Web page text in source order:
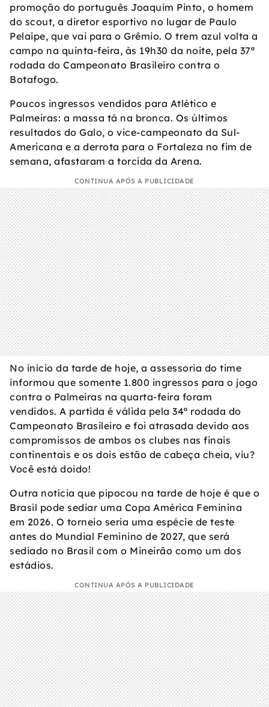
promoção do português Joaquim Pinto, o homem
do scout, a diretor esportivo no lugar de Paulo
Pelaipe, que vai para o Grêmio. O trem azul volta a
campo na quinta-feira, às 19h30 da noite, pela 37ª
rodada do Campeonato Brasileiro contra o
Botafogo.
Poucos ingressos vendidos para Atlético e
Palmeiras: a massa tá na bronca. Os últimos
resultados do Galo, o vice-campeonato da Sul-
Americana e a derrota para o Fortaleza no fim de
semana, afastaram a torcida da Arena.
CONTINUA APÓS A PUBLICIDADE
No início da tarde de hoje, a assessoria do time
informou que somente 1.800 ingressos para o jogo
contra o Palmeiras na quarta-feira foram
vendidos. A partida é válida pela 34ª rodada do
Campeonato Brasileiro e foi atrasada devido aos
compromissos de ambos os clubes nas finais
continentais e os dois estão de cabeça cheia, viu?
Você está doido!
Outra notícia que pipocou na tarde de hoje é que o
Brasil pode sediar uma Copa América Feminina
em 2026. O torneio seria uma espécie de teste
antes do Mundial Feminino de 2027, que será
sediado no Brasil com o Mineirão como um dos
estádios.
CONTINUA APÓS A PUBLICIDADE